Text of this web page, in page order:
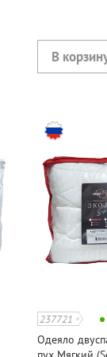
237721
Одеяло